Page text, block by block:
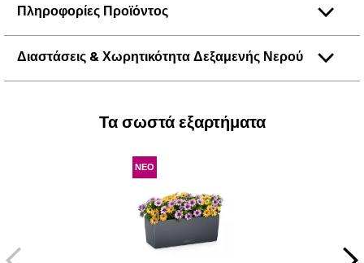
Πληροφορίες Προϊόντος
Διαστάσεις & Χωρητικότητα Δεξαμενής Νερού
Τα σωστά εξαρτήματα
ΝΕΟ